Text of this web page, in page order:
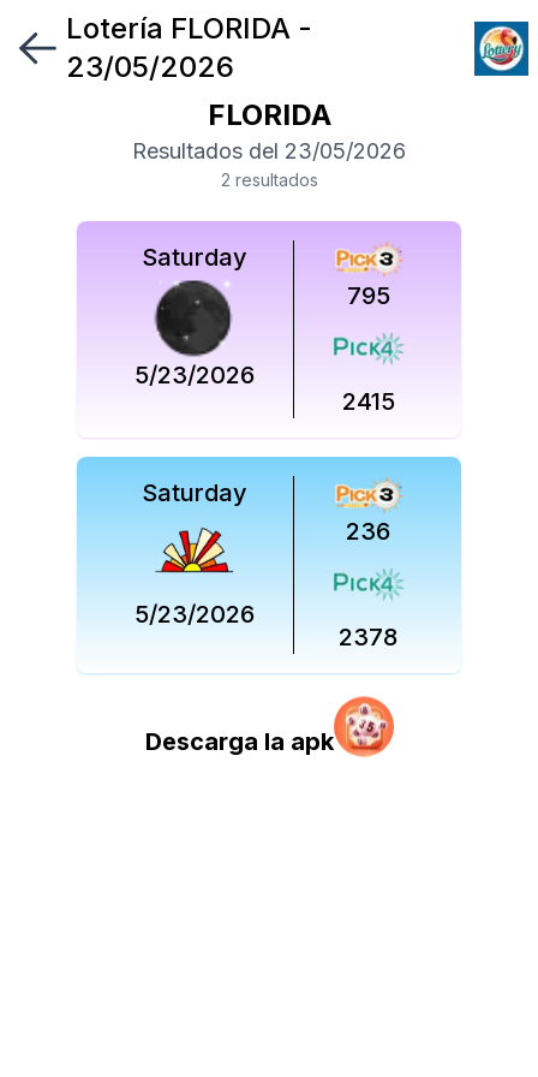
Síguenos
en
Lotería FLORIDA-
23/05/2026
FLORIDA
Resultados del 23/05/2026
2 resultados
Saturday
5/23/2026
795
2415
Saturday
5/23/2026
236
2378
Descarga la apk